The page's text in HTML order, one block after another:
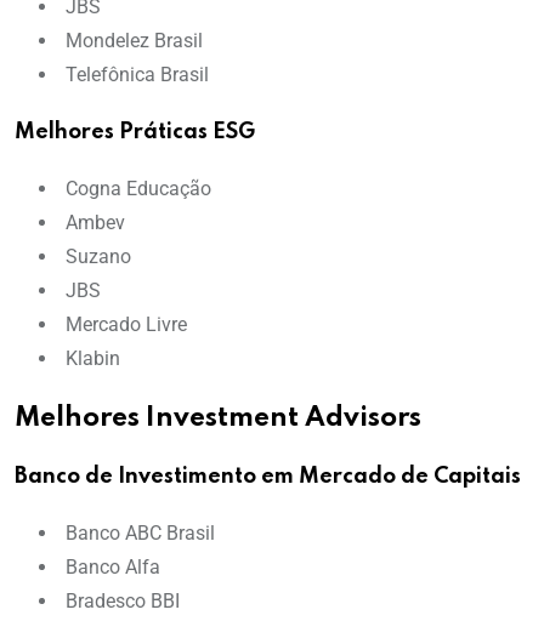
JBS
Mondelez Brasil
Telefônica Brasil
Melhores Práticas ESG
Cogna Educação
Ambev
Suzano
JBS
Mercado Livre
Klabin
Melhores Investment Advisors
Banco de Investimento em Mercado de Capitais
Banco ABC Brasil
Banco Alfa
Bradesco BBI